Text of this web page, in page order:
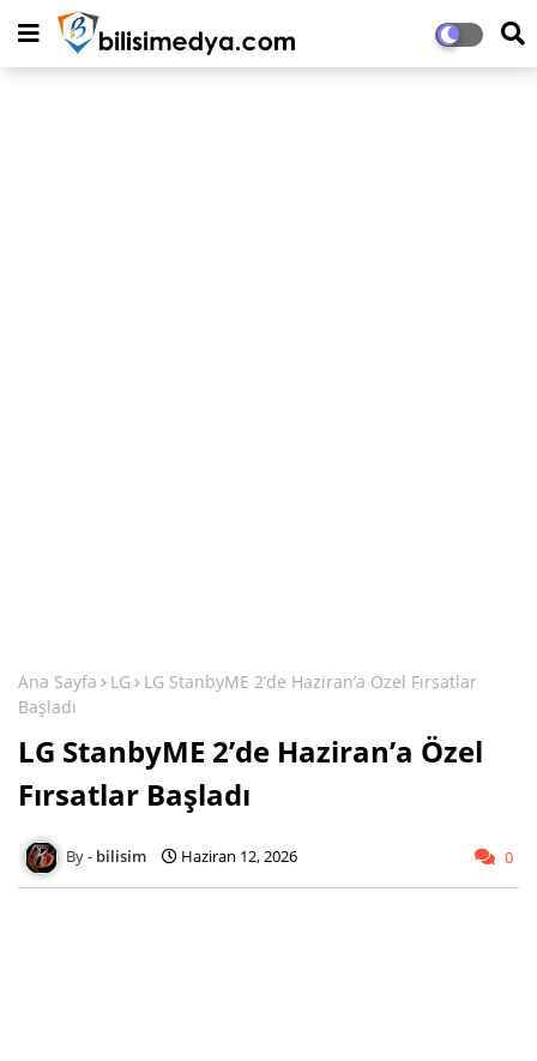
Ana Sayfa LG
LG StanbyME 2’de Haziran’a Özel Fırsatlar
Başladı
LG StanbyME 2’de Haziran’a Özel
Fırsatlar Başladı
bilisim Haziran 12, 2026 0